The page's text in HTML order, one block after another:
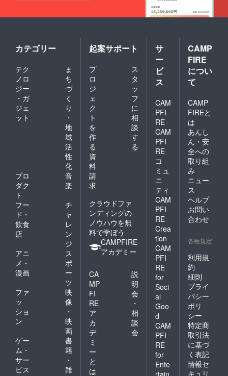
きたい
日に事
ご来館
くださ
い。 ・
2022年
12月末
回限り
有効の
特別チ
ケット
となり
ます。
【発
送時
期】 チ
ケット
の発送
は2021
年11月
下旬、
本一式
の発送
年1月下
旬を予
定して
おりま
す。
さい。
【発
発送は
2022年
1月下旬
を予定
してい
前を備
くださ
い。不
要な場
合は
「記載
不要」
とお書
さい。
・ヒス
トリー
ツアー
につい
て、詳
細は
「メッ
セー
ジ」に
てお問
い合わ
せくだ
さい。
【発
一式の
2022年
1月下旬
を予定
してい
ます。
とお書
【発送
時期】
本一式
の発送
は2022
年1月初
旬を予
いま
す。
・ノベ
ルティ
グッズ
て、詳
「メッ
ジ」に
てお問
い合わ
さい。
【発送
時期】
本およ
びグッ
ズ一式
の発送
は2022
年1月下
旬を予
定して
おりま
す。
カテゴリー
テク
ノロ
ジー
・ガ
ジェ
ット
ま
ち
づ
く
り
・
地
域
活
性
化
プロ
ダク
ト
音
楽
フー
ド・
飲食
店
チ
ャ
レ
ン
ジ
アニ
メ・
漫画
ス
ポ
ー
ツ
ファ
ッ
ショ
ン
映
像
・
映
画
ゲー
ム・
サー
ビス
書
籍
・
雑
起案サポート
プ
ロ
ジ
ェ
ク
ト
を
作
る
ス
タ
ッ
フ
に
相
談
す
る
資
料
請
求
クラウドファ
ンディングの
ノウハウを無
料で学ぼう
CAMPFIRE
アカデミー
CA
MP
FI
RE
ア
カ
デ
ミ
ー
と
は
説
明
会
・
相
談
会
サ
ー
ビ
ス
CAM
PFI
RE
CAM
PFI
RE
コ
ミュ
ニ
ティ
CAM
PFI
RE
Crea
tion
CAM
PFI
RE
for
Soci
al
Goo
d
CAM
PFI
RE
for
Ente
rtain
CAMP
FIRE
につい
て
CAMP
FIREと
は
あんし
ん・安
全への
取り組
み
ニュー
ス
ヘルプ
お問い
合わせ
各種規定
利用規
約
細則
プライ
バシー
ポリ
シー
特定商
取引法
に基づ
く表記
情報セ
キュリ